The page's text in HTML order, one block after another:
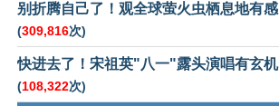
别折腾自己了！观全球萤火虫栖息地有感
(309,816次)
快进去了！宋祖英"八一"露头演唱有玄机
(108,322次)